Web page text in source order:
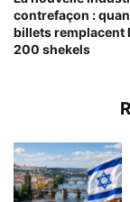
contrefaçon :
billets remplacent
200 shekels